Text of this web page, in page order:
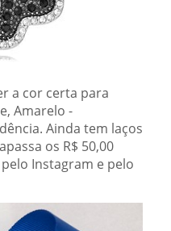
a cor certa para
Amarelo -
Ainda tem laços
os R$ 50,00
Instagram e pelo